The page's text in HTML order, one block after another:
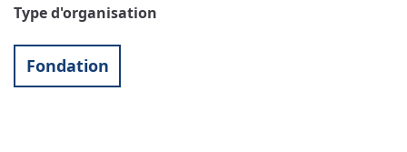
Type d'organisation
Fondation